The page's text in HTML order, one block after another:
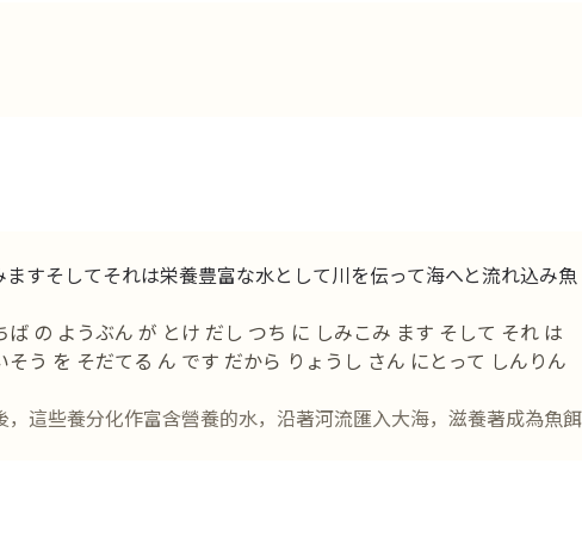
すそしてそれは栄養豊富な水として川を伝って海へと流れ込み魚
の ようぶん が とけ だし つち に しみこみ ます そして それ は
う を そだてる ん です だから りょうし さん にとって しんりん
這些養分化作富含營養的水，沿著河流匯入大海，滋養著成為魚餌